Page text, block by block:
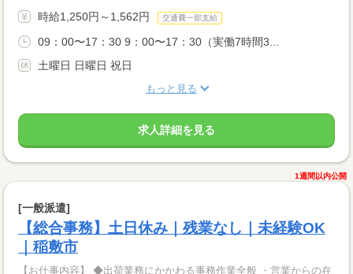
時給1,250円～1,562円 交通費一部支給
09：00〜17：30 9：00〜17：30（実働7時間3...
土曜日 日曜日 祝日
もっと見る
求人詳細を見る
1週間以内公開
[一般派遣]
【総合事務】土日休み｜残業なし｜未経験OK
｜稲敷市
【お仕事内容】 ◆出荷業務にかかわる事務作業全般 ・営業からの在